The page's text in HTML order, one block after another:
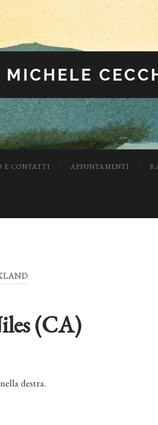
MICHELE
E CONTATTI APPUNTAMENTI
(CA)
destra.